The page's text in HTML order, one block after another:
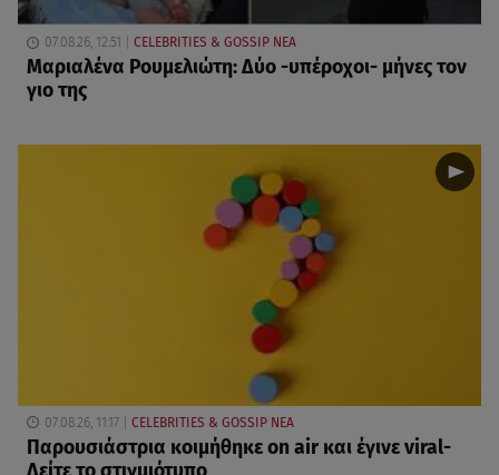
07.08.26, 12:51 CELEBRITIES & GOSSIP ΝΕΑ
Μαριαλένα Ρουμελιώτη: Δύο -υπέροχοι- μήνες τον
γιο της
07.08.26, 11:17 CELEBRITIES & GOSSIP ΝΕΑ
Παρουσιάστρια κοιμήθηκε on air και έγινε viral-